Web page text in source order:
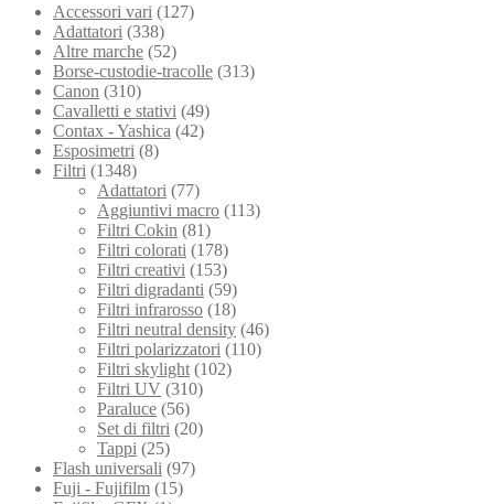
Accessori vari (127)
Adattatori (338)
Altre marche (52)
Borse-custodie-tracolle (313)
Canon (310)
Cavalletti e stativi (49)
Contax - Yashica (42)
Esposimetri (8)
Filtri (1348)
Adattatori (77)
Aggiuntivi macro (113)
Filtri Cokin (81)
Filtri colorati (178)
Filtri creativi (153)
Filtri digradanti (59)
Filtri infrarosso (18)
Filtri neutral density (46)
Filtri polarizzatori (110)
Filtri skylight (102)
Filtri UV (310)
Paraluce (56)
Set di filtri (20)
Tappi (25)
Flash universali (97)
Fuji - Fujifilm (15)